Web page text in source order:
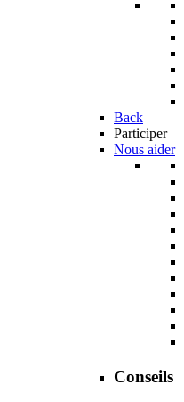
Back
Participer
Nous aider
Conseils